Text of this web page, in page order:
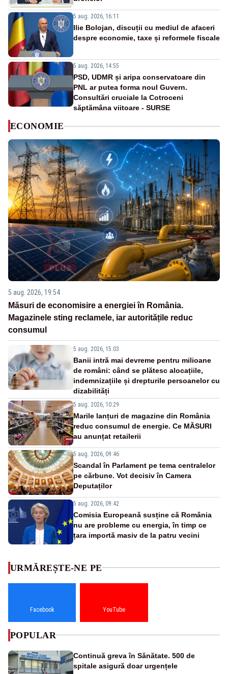
5 aug. 2026, 16:11
Ilie Bolojan, discuții cu mediul de afaceri
despre economie, taxe și reformele fiscale
5 aug. 2026, 14:55
PSD, UDMR și aripa conservatoare din
PNL ar putea forma noul Guvern.
Consultări cruciale la Cotroceni
săptămâna viitoare - SURSE
ECONOMIE
5 aug. 2026, 19:54
Măsuri de economisire a energiei în România.
Magazinele sting reclamele, iar autoritățile reduc
consumul
5 aug. 2026, 15:03
Banii intră mai devreme pentru milioane
de români: când se plătesc alocațiile,
indemnizațiile și drepturile persoanelor cu
dizabilități
5 aug. 2026, 10:29
Marile lanțuri de magazine din România
reduc consumul de energie. Ce MĂSURI
au anunțat retailerii
5 aug. 2026, 09:46
Scandal în Parlament pe tema centralelor
pe cărbune. Vot decisiv în Camera
Deputaților
5 aug. 2026, 09:42
Comisia Europeană susține că România
nu are probleme cu energia, în timp ce
țara importă masiv de la patru vecini
URMĂREȘTE-NE PE
Facebook YouTube
POPULAR
Continuă greva în Sănătate. 500 de
spitale asigură doar urgențele